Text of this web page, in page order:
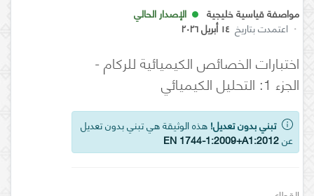
مواصفة قياسية خليجية
الإصدار الحالي
· اعتمدت بتاريخ ١٤ أبريل ٢٠٢٦
اختبارات الخصائص الكيميائية للركام -
الجزء 1: التحليل الكيميائي
تبني بدون تعديل! هذه الوثيقة هي تبني بدون تعديل
عنEN 1744-1:2009+A1:2012